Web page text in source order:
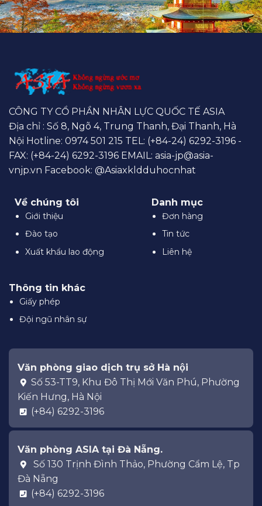
CÔNG TY CỔ PHẦN NHÂN LỰC QUỐC TẾ ASIA
Địa chỉ : Số 8, Ngõ 4, Trung Thanh, Đại Thanh, Hà
Nội Hotline: 0974 501 215 TEL: (+84-24) 6292-3196 -
FAX: (+84-24) 6292-3196 EMAIL: asia-jp@asia-
vnjp.vn Facebook: @Asiaxkldduhocnhat
Về chúng tôi
Giới thiệu
Đào tạo
Xuất khẩu lao động
Danh mục
Đơn hàng
Tin tức
Liên hệ
Thông tin khác
Giấy phép
Đội ngũ nhân sự
Văn phòng giao dịch trụ sở Hà nội
Số 53-TT9, Khu Đô Thị Mới Văn Phú, Phường
Kiến Hưng, Hà Nội
(+84) 6292-3196
Văn phòng ASIA tại Đà Nẵng.
Số 130 Trịnh Đình Thảo, Phường Cẩm Lệ, Tp
Đà Nẵng
(+84) 6292-3196